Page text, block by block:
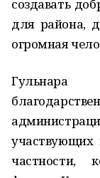
создавать
для района,
огромная
Гульнара
участвующих
частности,